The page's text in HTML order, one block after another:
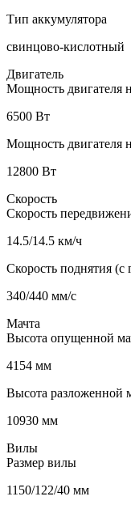
Тип аккумулятора
свинцово-кислотный
Двигатель
Мощность двигателя
6500 Вт
Мощность двигателя
12800 Вт
Скорость
Скорость
14.5/14.5 км/ч
Скорость поднятия (с
340/440 мм/с
Мачта
Высота опущенной
4154 мм
Высота разложенной
10930 мм
Вилы
Размер вилы
1150/122/40 мм